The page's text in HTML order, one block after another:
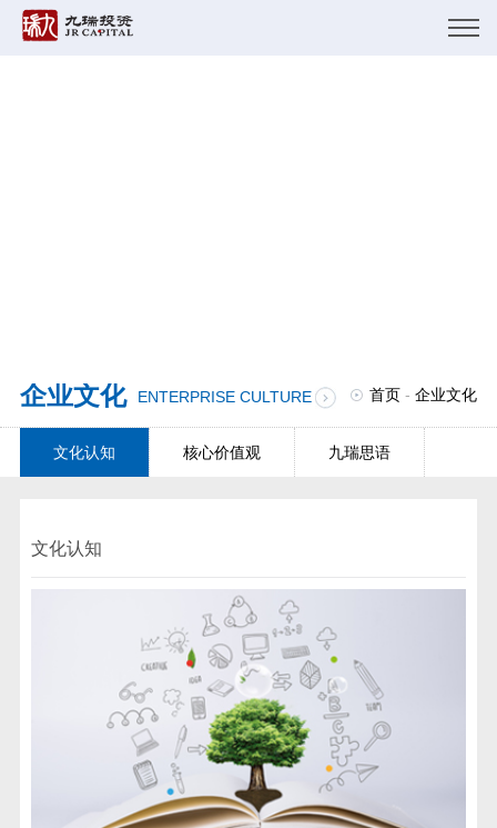
企业文化 ENTERPRISE CULTURE 首页 -企业文化
文化认知 核心价值观 九瑞思语
文化认知